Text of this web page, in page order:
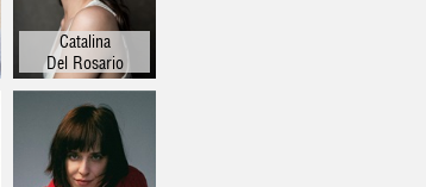
Catalina
Del Rosario